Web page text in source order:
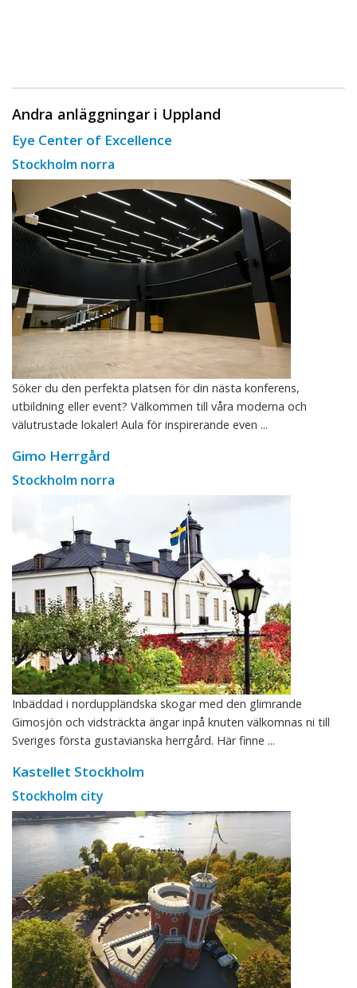
Andra anläggningar i Uppland
Eye Center of Excellence
Stockholm norra
Söker du den perfekta platsen för din nästa konferens,
utbildning eller event? Välkommen till våra moderna och
välutrustade lokaler! Aula för inspirerande even ...
Gimo Herrgård
Stockholm norra
Inbäddad i norduppländska skogar med den glimrande
Gimosjön och vidsträckta ängar inpå knuten välkomnas ni till
Sveriges första gustavianska herrgård. Här finne ...
Kastellet Stockholm
Stockholm city